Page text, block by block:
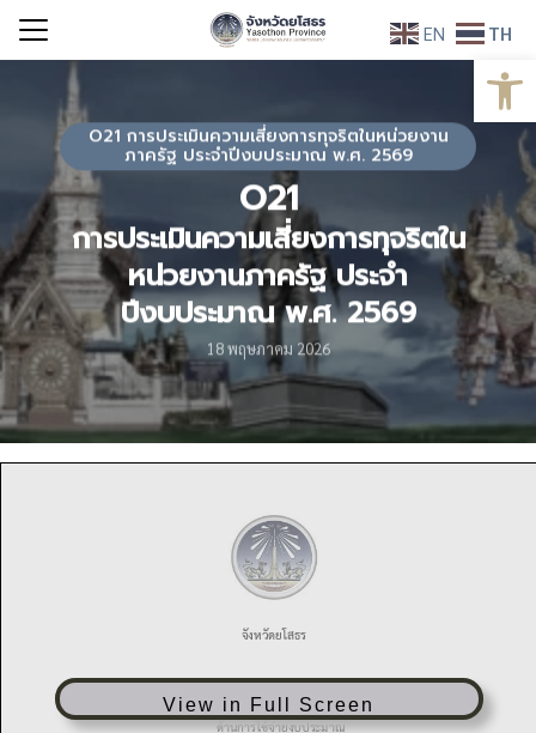
Skip
Search
O21 การประเมินความเสี่ยงการทุจริตในหน่วยงาน
ภาครัฐ ประจำปีงบประมาณ พ.ศ. 2569
O21
การประเมินความเสี่ยงการทุจริตใน
หน่วยงานภาครัฐ ประจำ
ปีงบประมาณ พ.ศ. 2569
18 พฤษภาคม 2026
View in Full Screen
EN TH